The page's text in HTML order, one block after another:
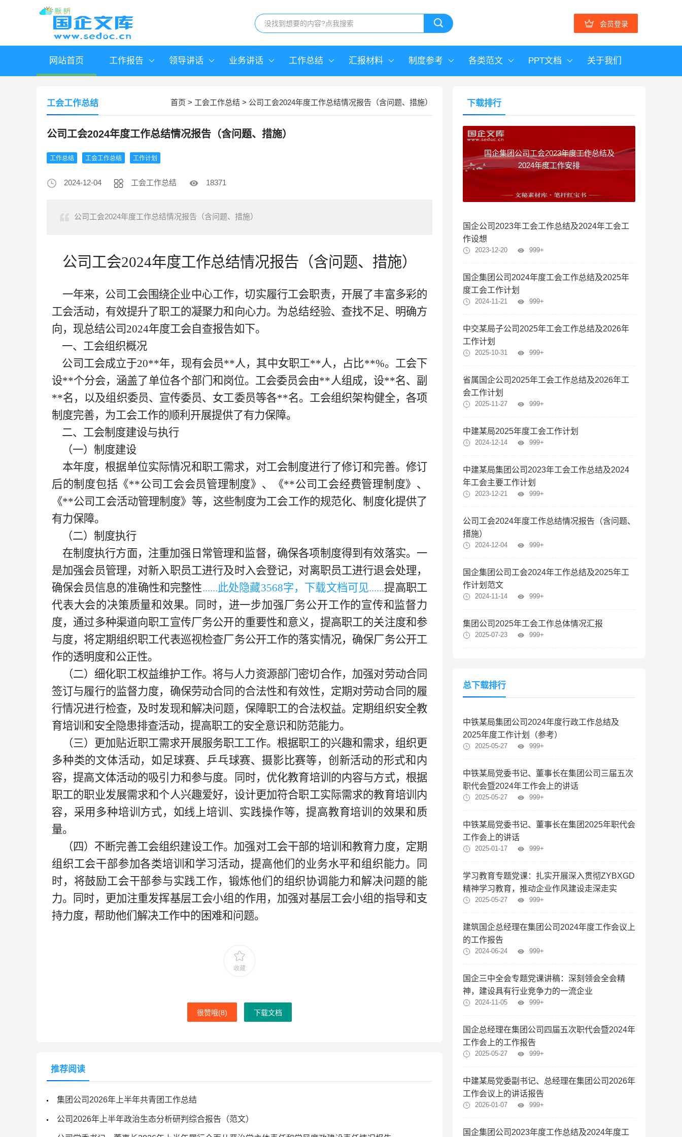
会员登录
网站首页 工作报告 领导讲话 业务讲话 工作总结 汇报材料 制度参考 各类范文 PPT文档 关于我们
首页 > 工会工作总结 > 公司工会2024年度工作总结情况报告（含问题、措施）
工会工作总结
公司工会2024年度工作总结情况报告（含问题、措施）
工作总结 工会工作总结 工作计划
2024-12-04 工会工作总结 18371
公司工会2024年度工作总结情况报告（含问题、措施）
公司工会2024年度工作总结情况报告（含问题、措施）
一年来，公司工会围绕企业中心工作，切实履行工会职责，开展了丰富多彩的
工会活动，有效提升了职工的凝聚力和向心力。为总结经验、查找不足、明确方
向， 现总结公司2024年度工会自查报告如下。
一、工会组织概况
公司工会成立于20**年，现有会员**人，其中女职工**人，占比**%。工会下
设**个分会，涵盖了单位各个部门和岗位。工会委员会由**人组成，设**名、副
**名，以及组织委员、宣传委员、女工委员等各**名。工会组织架构健全，各项
制度完善，为工会工作的顺利开展提供了有力保障。
二、工会制度建设与执行
（一）制度建设
本年度，根据单位实际情况和职工需求，对工会制度进行了修订和完善。修订
后的制度包括《**公司工会会员管理制度》、《**公司工会经费管理制度》、
《**公司工会活动管理制度》等，这些制度为工会工作的规范化、制度化提供了
有力保障。
（二）制度执行
在制度执行方面，注重加强日常管理和监督，确保各项制度得到有效落实。一
是加强会员管理，对新入职员工进行及时入会登记，对离职员工进行退会处理，
确保会员信息的准确性和完整性......此处隐藏3568字，下载文档可见......提高职工
代表大会的决策质量和效果。
同时， 进一步加强厂务公开工作的宣传和监督力
度，通过多种渠道向职工宣传厂务公开的重要性和意义，提高职工的关注度和参
与度， 将定期组织职工代表巡视检查厂务公开工作的落实情况，确保厂务公开工
作的透明度和公正性。
（二）细化职工权益维护工作。 将与人力资源部门密切合作，加强对劳动合同
签订与履行的监督力度，确保劳动合同的合法性和有效性， 定期对劳动合同的履
行情况进行检查，及时发现和解决问题，保障职工的合法权益。定期组织安全教
育培训和安全隐患排查活动，提高职工的安全意识和防范能力。
（三）更加贴近职工需求开展服务职工工作。 根据职工的兴趣和需求，组织更
多种类的文体活动，如足球赛、乒乓球赛、摄影比赛等， 创新活动的形式和内
容，提高文体活动的吸引力和参与度。
同时， 优化教育培训的内容与方式， 根据
职工的职业发展需求和个人兴趣爱好，设计更加符合职工实际需求的教育培训内
容， 采用多种培训方式，如线上培训、实践操作等，提高教育培训的效果和质
量。
（四）不断完善工会组织建设工作。 加强对工会干部的培训和教育力度，定期
组织工会干部参加各类培训和学习活动，提高他们的业务水平和组织能力。同
时，将鼓励工会干部参与实践工作，锻炼他们的组织协调能力和解决问题的能
力。
同时，
更加注重发挥基层工会小组的作用，加强对基层工会小组的指导和支
持力度，帮助他们解决工作中的困难和问题。
收藏
很赞哦(8) 下载文档
推荐阅读
集团公司2026年上半年共青团工作总结
公司2026年上半年政治生态分析研判综合报告（范文）
下载排行
国企集团公司工会2023年度工作总结及
2024年度工作安排
国企公司2023年工会工作总结及2024年工会工
作设想
2023-12-20 999+
国企集团公司2024年度工会工作总结及2025年
度工会工作计划
2024-11-21 999+
中交某局子公司2025年工会工作总结及2026年
工作计划
2025-10-31 999+
省属国企公司2025年工会工作总结及2026年工
会工作计划
2025-11-27 999+
中建某局2025年度工会工作计划
2024-12-14 999+
中建某局集团公司2023年工会工作总结及2024
年工会主要工作计划
2023-12-21 999+
公司工会2024年度工作总结情况报告（含问题、
措施）
2024-12-04 999+
国企集团公司工会2024年工作总结及2025年工
作计划范文
2024-11-14 999+
集团公司2025年工会工作总体情况汇报
2025-07-23 999+
总下载排行
中铁某局集团公司2024年度行政工作总结及
2025年度工作计划（参考）
2025-05-27 999+
中铁某局党委书记、董事长在集团公司三届五次
职代会暨2024年工作会上的讲话
2025-05-27 999+
中铁某局党委书记、董事长在集团2025年职代会
工作会上的讲话
2025-01-17 999+
学习教育专题党课：扎实开展深入贯彻ZYBXGD
精神学习教育，推动企业作风建设走深走实
2025-05-27 999+
建筑国企总经理在集团公司2024年度工作会议上
的工作报告
2024-06-24 999+
国企三中全会专题党课讲稿：深刻领会全会精
神，建设具有行业竞争力的一流企业
2024-11-05 999+
国企总经理在集团公司四届五次职代会暨2024年
工作会上的工作报告
2025-05-27 999+
中建某局党委副书记、总经理在集团公司2026年
工作会议上的讲话报告
2026-01-07 999+
国企集团公司2023年度工作总结及2024年度工